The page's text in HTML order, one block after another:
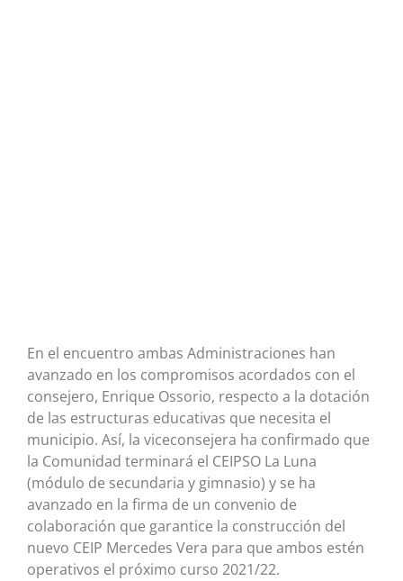
En el encuentro ambas Administraciones han
avanzado en los compromisos acordados con el
consejero, Enrique Ossorio, respecto a la dotación
de las estructuras educativas que necesita el
municipio. Así, la viceconsejera ha confirmado que
la Comunidad terminará el CEIPSO La Luna
(módulo de secundaria y gimnasio) y se ha
avanzado en la firma de un convenio de
colaboración que garantice la construcción del
nuevo CEIP Mercedes Vera para que ambos estén
operativos el próximo curso 2021/22.